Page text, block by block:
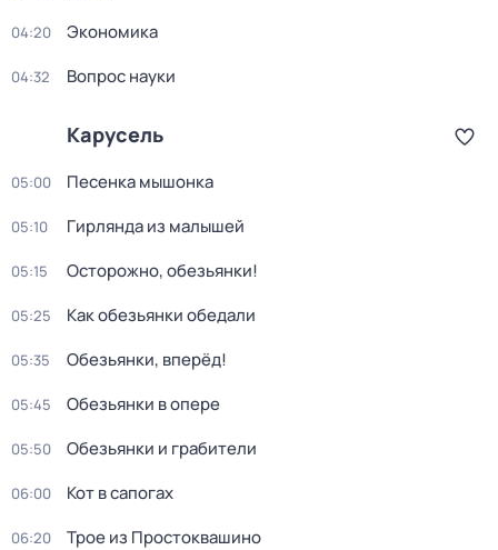
04:20 Экономика
04:32 Вопрос науки
Карусель
05:00 Песенка мышонка
05:10 Гирлянда из малышей
05:15 Осторожно, обезьянки!
05:25 Как обезьянки обедали
05:35 Обезьянки, вперёд!
05:45 Обезьянки в опере
05:50 Обезьянки и грабители
06:00 Кот в сапогах
06:20 Трое из Простоквашино